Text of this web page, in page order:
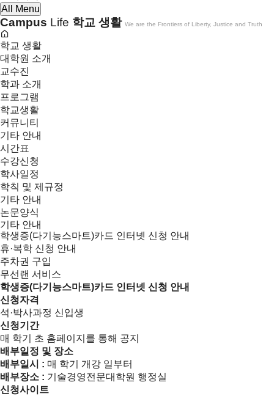
All Menu
Campus Life 학교 생활 We are the Frontiers of Liberty, Justice and Truth
학교 생활
대학원 소개
교수진
학과 소개
프로그램
학교생활
커뮤니티
기타 안내
시간표
수강신청
학사일정
학칙 및 제규정
기타 안내
논문양식
기타 안내
학생증(다기능스마트)카드 인터넷 신청 안내
휴·복학 신청 안내
주차권 구입
무선랜 서비스
학생증(다기능스마트)카드 인터넷 신청 안내
신청자격
석·박사과정 신입생
신청기간
매 학기 초 홈페이지를 통해 공지
배부일정 및 장소
배부일시 : 매 학기 개강 일부터
배부장소 : 기술경영전문대학원 행정실
신청사이트